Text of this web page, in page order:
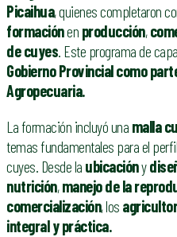
Picaihua, quienes completaron
formaciónen producción,
de cuyes. Este programa de
Gobierno Provincial como
Agropecuaria.
La formación incluyó una malla
temas fundamentales para el
cuyes. Desde la ubicacióny
nutrición,manejo de la
comercialización, los
integral y práctica.